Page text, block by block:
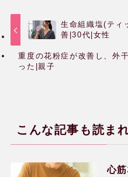
ホメオパ
生命組織塩(ティ
善|30代|女性
重度の花粉症が改善し、外
った|親子
こんな記事も読ま
心